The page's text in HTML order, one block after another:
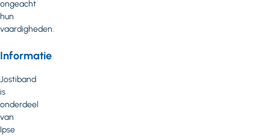
ongeacht
hun
vaardigheden.
Informatie
Jostiband
is
onderdeel
van
Ipse